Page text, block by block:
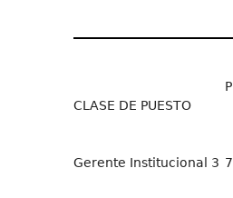
CLASE DE PUESTO
Gerente Institucional 3